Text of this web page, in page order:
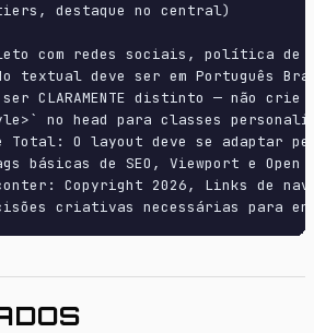
destaque no central)
com redes sociais, política
textual deve ser em Português
CLARAMENTE distinto — não
no head para classes
Total: O layout deve se adaptar
básicas de SEO, Viewport e Open
Copyright 2026, Links de
criativas necessárias para